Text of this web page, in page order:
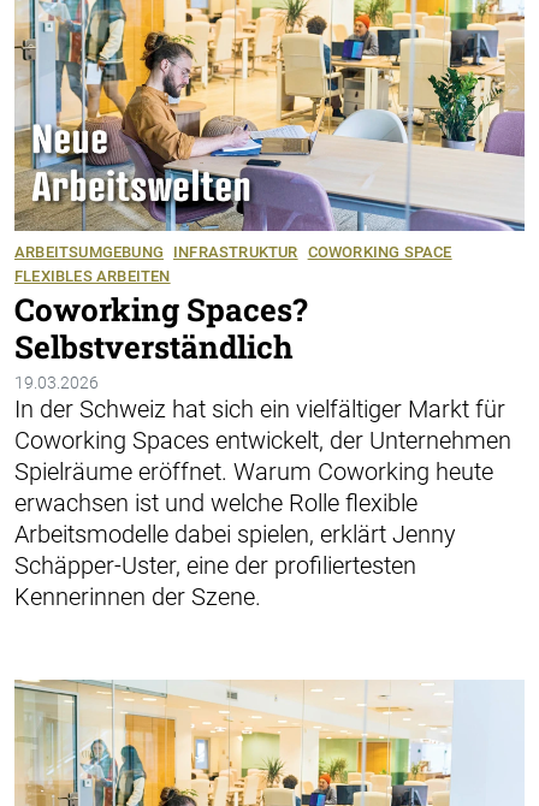
ARBEITSUMGEBUNG INFRASTRUKTUR COWORKING SPACE
FLEXIBLES ARBEITEN
Coworking Spaces?
Selbstverständlich
19.03.2026
In der Schweiz hat sich ein vielfältiger Markt für
Coworking Spaces entwickelt, der Unternehmen
Spielräume eröffnet. Warum Coworking heute
erwachsen ist und welche Rolle flexible
Arbeitsmodelle dabei spielen, erklärt Jenny
Schäpper-Uster, eine der profiliertesten
Kennerinnen der Szene.